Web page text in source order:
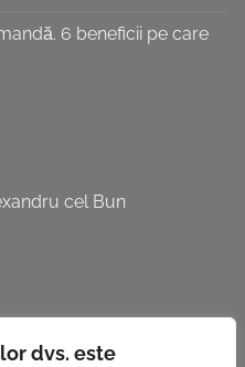
dvs. este
6 beneficii pe care
cel Bun